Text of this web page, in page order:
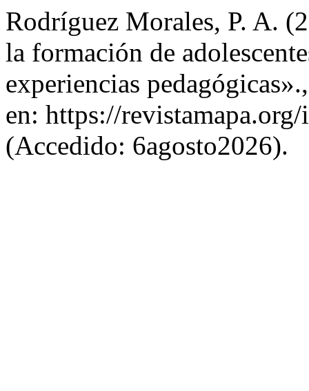
Rodríguez Morales, P. A.
la formación de
experiencias
en: https://
(Accedido: 6agosto2026).